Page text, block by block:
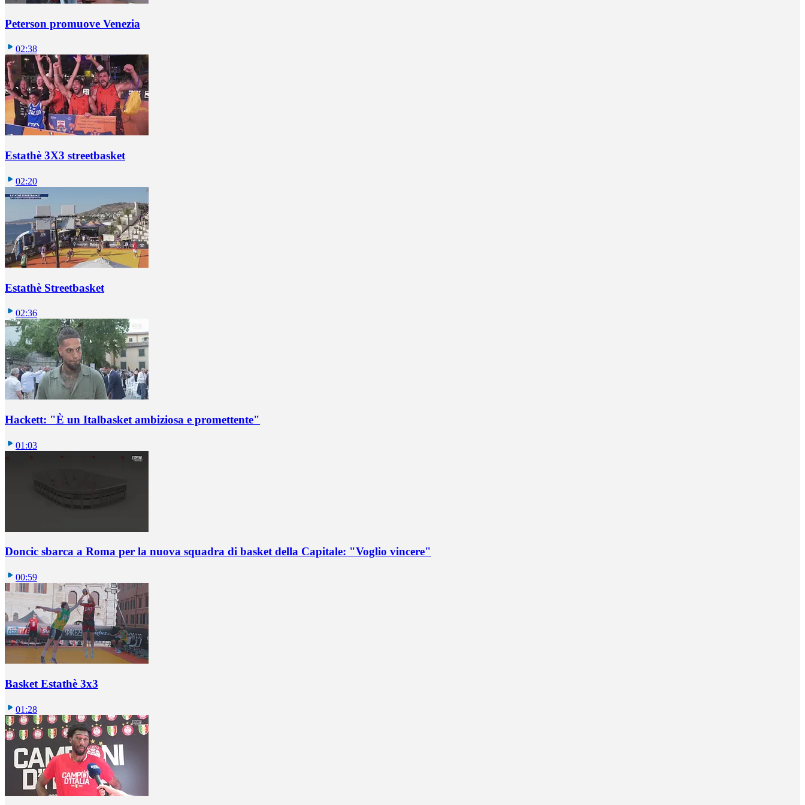
Peterson promuove Venezia
02:38
Estathè 3X3 streetbasket
02:20
Estathè Streetbasket
02:36
Hackett: "È un Italbasket ambiziosa e promettente"
01:03
Doncic sbarca a Roma per la nuova squadra di basket della Capitale: "Voglio vincere"
00:59
Basket Estathè 3x3
01:28